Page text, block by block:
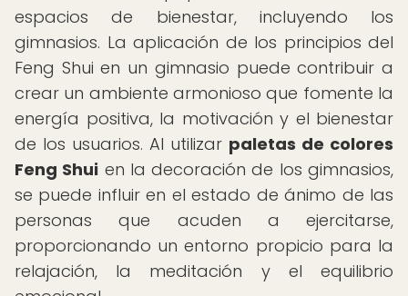
espacios de bienestar, incluyendo los
gimnasios. La aplicación de los principios del
Feng Shui en un gimnasio puede contribuir a
crear un ambiente armonioso que fomente la
energía positiva, la motivación y el bienestar
de los usuarios. Al utilizar paletas de colores
Feng Shui en la decoración de los gimnasios,
se puede influir en el estado de ánimo de las
personas que acuden a ejercitarse,
proporcionando un entorno propicio para la
relajación, la meditación y el equilibrio